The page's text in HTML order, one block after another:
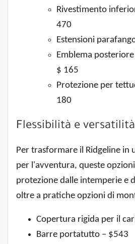
Rivestimento
470
Estensioni
Emblema
$ 165
Protezione per
180
Flessibilità e
Per trasformare il Ridgeline in
per l'avventura, queste
protezione dalle intemperie e
oltre a pratiche opzioni di
Copertura rigida per il
Barre portatutto – $543